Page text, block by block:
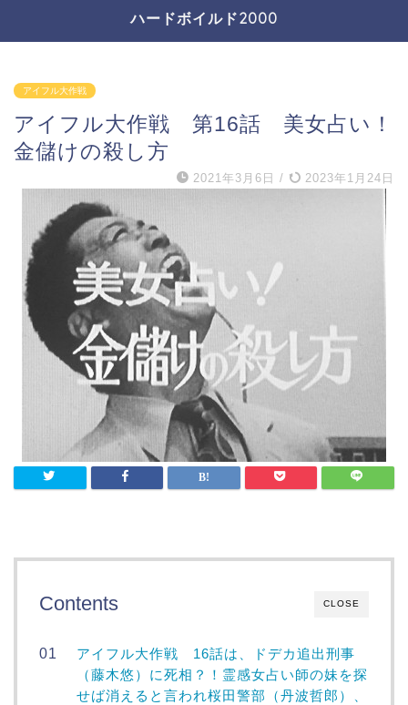
ハードボイルド2000
アイフル大作戦
アイフル大作戦 第16話 美女占い！
金儲けの殺し方
2021年3月6日 / 2023年1月24日
CLOSE
Contents
アイフル大作戦 16話は、ドデカ追出刑事
（藤木悠）に死相？！霊感女占い師の妹を探
せば消えると言われ桜田警部（丹波哲郎）、